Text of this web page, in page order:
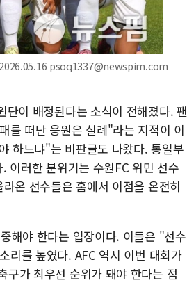
2026.05.16 psoq1337@newspim.com
이 배정된다는 소식이 전해졌다. 팬
를 떠난 응원은 실례"라는 지적이 이
하느냐"는 비판글도 나왔다. 통일부
이러한 분위기는 수원FC 위민 선수
온 선수들은 홈에서 이점을 온전히
해야 한다는 입장이다. 이들은 "선수
리를 높였다. AFC 역시 이번 대회가
구가 최우선 순위가 돼야 한다는 점